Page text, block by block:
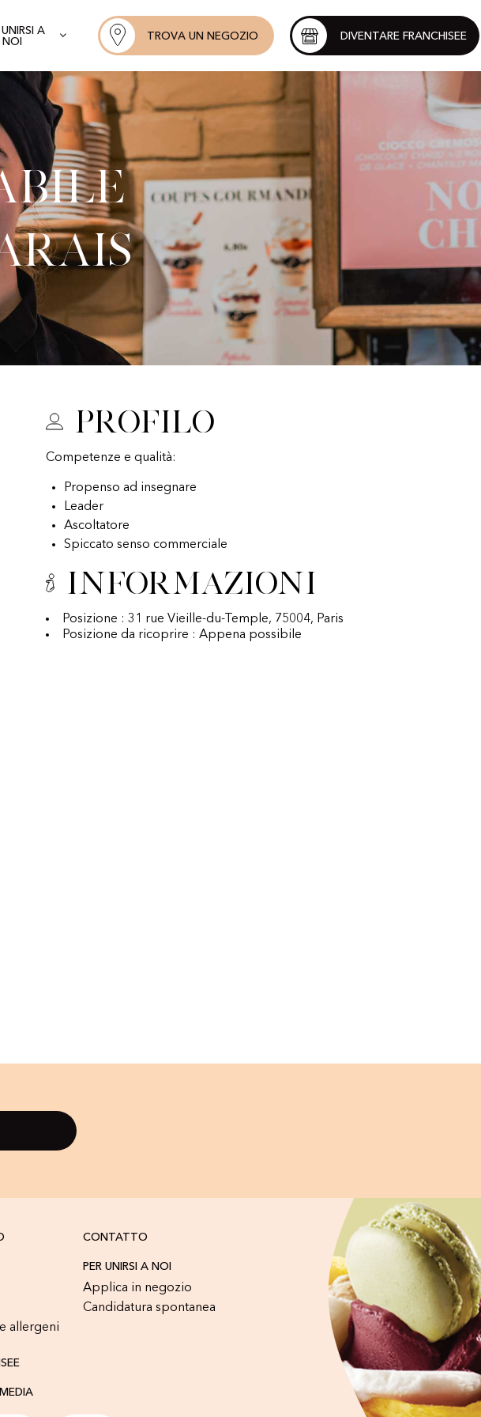
UNIRSI A
NOI
TROVA UN NEGOZIO DIVENTARE FRANCHISEE
Profilo
Competenze e qualità:
Propenso ad insegnare
Leader
Ascoltatore
Spiccato senso commerciale
Informazioni
Posizione : 31 rue Vieille-du-Temple, 75004, Paris
Posizione da ricoprire : Appena possibile
CONTATTO
allergeni
PER UNIRSI A NOI
Applica in negozio
Candidatura spontanea